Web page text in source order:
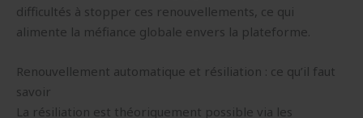
difficultés à stopper ces renouvellements, ce qui
alimente la méfiance globale envers la plateforme.
Renouvellement automatique et résiliation : ce qu’il faut
savoir
La résiliation est théoriquement possible via les